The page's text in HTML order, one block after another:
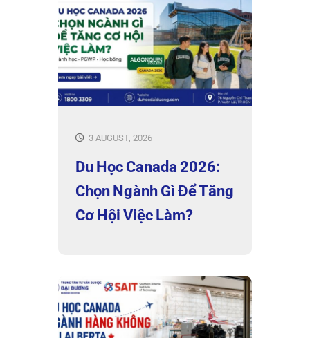
3 AUGUST, 2026
Du Học Canada 2026:
Chọn Ngành Gì Để Tăng
Cơ Hội Việc Làm?